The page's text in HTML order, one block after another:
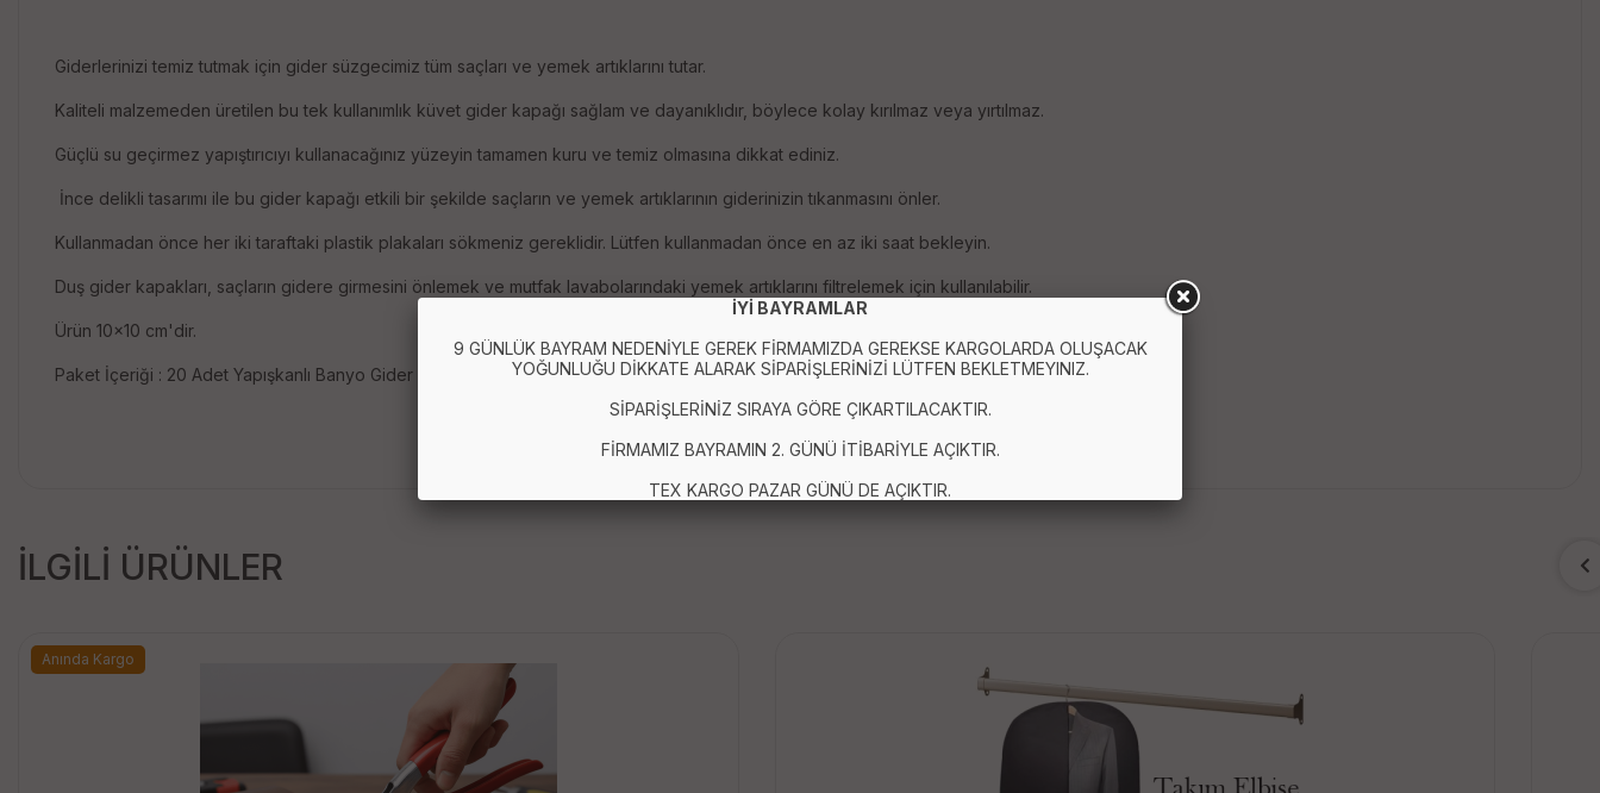
Giderlerinizi temiz tutmak için gider süzgecimiz tüm saçları ve yemek artıklarını tutar.
Kaliteli malzemeden üretilen bu tek kullanımlık küvet gider kapağı sağlam ve dayanıklıdır, böylece kolay kırılmaz veya yırtılmaz.
Güçlü su geçirmez yapıştırıcıyı kullanacağınız yüzeyin tamamen kuru ve temiz olmasına dikkat ediniz.
İnce delikli tasarımı ile bu gider kapağı etkili bir şekilde saçların ve yemek artıklarının giderinizin tıkanmasını önler.
Kullanmadan önce her iki taraftaki plastik plakaları sökmeniz gereklidir. Lütfen kullanmadan önce en az iki saat bekleyin.
Duş gider kapakları, saçların gidere girmesini önlemek ve mutfak lavabolarındaki yemek artıklarını filtrelemek için kullanılabilir.
Ürün 10x10 cm'dir.
Paket İçeriği : 20 Adet Yapışkanlı Banyo Gider Koruyucu
İLGİLİ ÜRÜNLER
Anında Kargo
İYİ BAYRAMLAR
9 GÜNLÜK BAYRAM NEDENİYLE GEREK FİRMAMIZDA GEREKSE KARGOLARDA OLUŞACAK
YOĞUNLUĞU DİKKATE ALARAK SİPARİŞLERİNİZİ LÜTFEN BEKLETMEYINIZ.
SİPARİŞLERİNİZ SIRAYA GÖRE ÇIKARTILACAKTIR.
FİRMAMIZ BAYRAMIN 2. GÜNÜ İTİBARİYLE AÇIKTIR.
TEX KARGO PAZAR GÜNÜ DE AÇIKTIR.